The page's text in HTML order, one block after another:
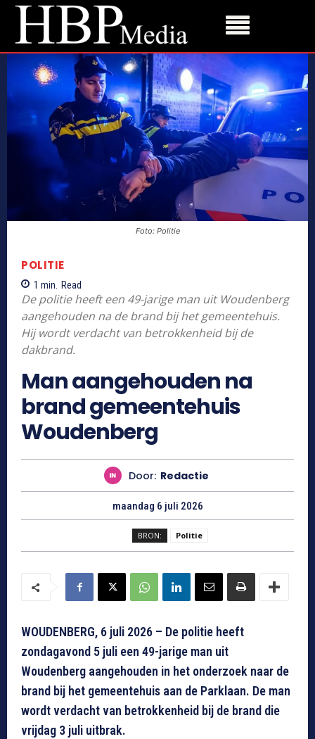
Foto: Politie
POLITIE
1 min. Read
De politie heeft een 49-jarige man uit Woudenberg
aangehouden na de brand bij het gemeentehuis.
Hij wordt verdacht van betrokkenheid bij de
dakbrand.
Man aangehouden na
brand gemeentehuis
Woudenberg
Door: Redactie
maandag 6 juli 2026
BRON: Politie
WOUDENBERG, 6 juli 2026 – De politie heeft
zondagavond 5 juli een 49-jarige man uit
Woudenberg aangehouden in het onderzoek naar de
brand bij het gemeentehuis aan de Parklaan. De man
wordt verdacht van betrokkenheid bij de brand die
vrijdag 3 juli uitbrak.